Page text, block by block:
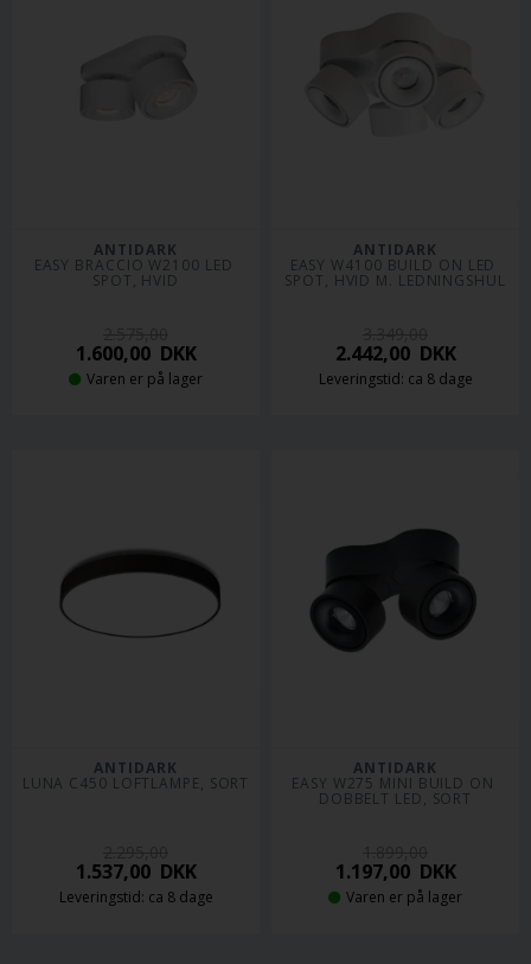
ANTIDARK
EASY BRACCIO W2100 LED
SPOT, HVID
1.600,00DKK
Varen er på lager
ANTIDARK
EASY W4100 BUILD ON LED
SPOT, HVID M. LEDNINGSHUL
2.442,00DKK
Leveringstid: ca 8 dage
ANTIDARK
LUNA C450 LOFTLAMPE, SORT
1.537,00DKK
Leveringstid: ca 8 dage
ANTIDARK
EASY W275 MINI BUILD ON
DOBBELT LED, SORT
1.197,00DKK
Varen er på lager